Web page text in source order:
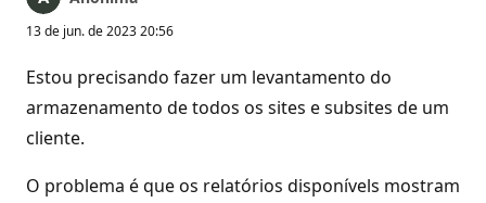
13 de jun. de 2023 20:56
Estou precisando fazer um levantamento do
armazenamento de todos os sites e subsites de um
cliente.
O problema é que os relatórios disponívels mostram